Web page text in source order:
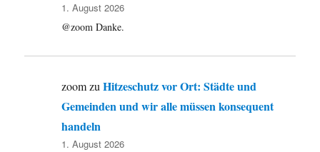
1. August 2026
@zoom Danke.
zoomzuHitzeschutz vor Ort: Städte und
Gemeinden und wir alle müssen konsequent
handeln
1. August 2026